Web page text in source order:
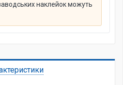
наклейок можуть